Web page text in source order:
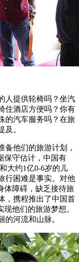
人提供轮椅吗？坐汽
住酒店方便吗？你有
的汽车服务吗？在旅
及。
备他们的旅游计划，
保守估计，中国有
大约1亿0-6岁的儿
行困难是事实。对他
体障碍，缺乏接待旅
，携程推出了中国首
他们的旅游梦想。
河流和山脉。